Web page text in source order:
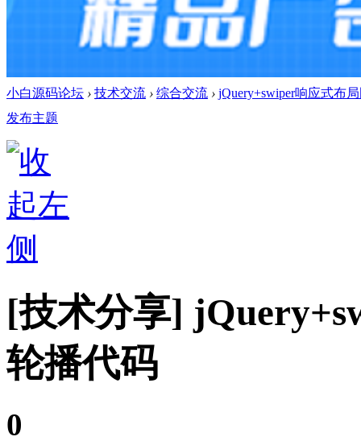
小白源码论坛 › 技术交流 › 综合交流 › jQuery+swiper响应式布
发布主题
[技术分享]
轮播代码
0